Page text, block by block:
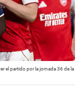
el partido por la jornada 36 de la